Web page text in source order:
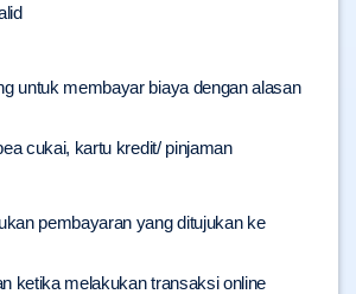
untuk membayar biaya dengan alasan
cukai, kartu kredit/ pinjaman
pembayaran yang ditujukan ke
ketika melakukan transaksi online